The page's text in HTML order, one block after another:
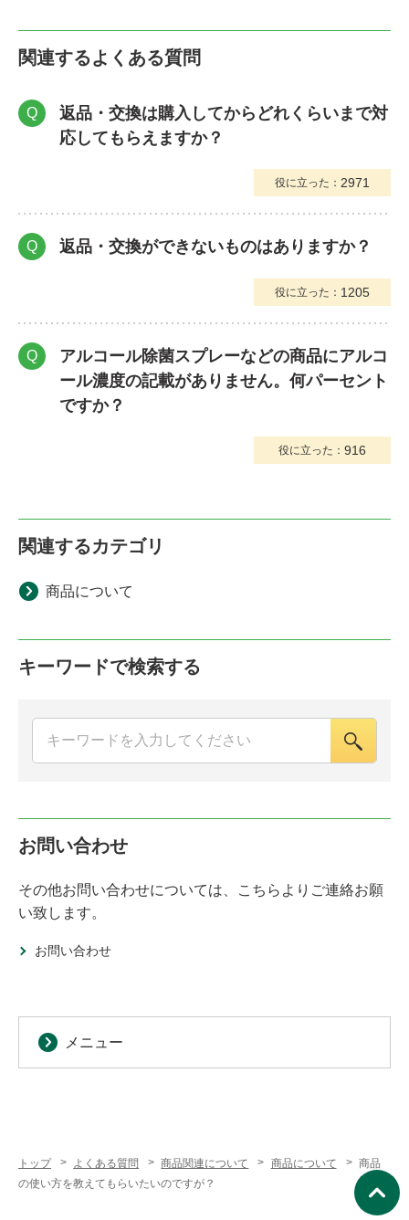
関連するよくある質問
Q
返品・交換は購入してからどれくらいまで対
応してもらえますか？
役に立った： 2971
Q 返品・交換ができないものはありますか？
役に立った： 1205
Q
アルコール除菌スプレーなどの商品にアルコ
ール濃度の記載がありません。何パーセント
ですか？
役に立った： 916
関連するカテゴリ
商品について
キーワードで検索する
お問い合わせ
その他お問い合わせについては、こちらよりご連絡お願
い致します。
お問い合わせ
メニュー
トップ よくある質問 商品関連について 商品について
商品
の使い方を教えてもらいたいのですが？